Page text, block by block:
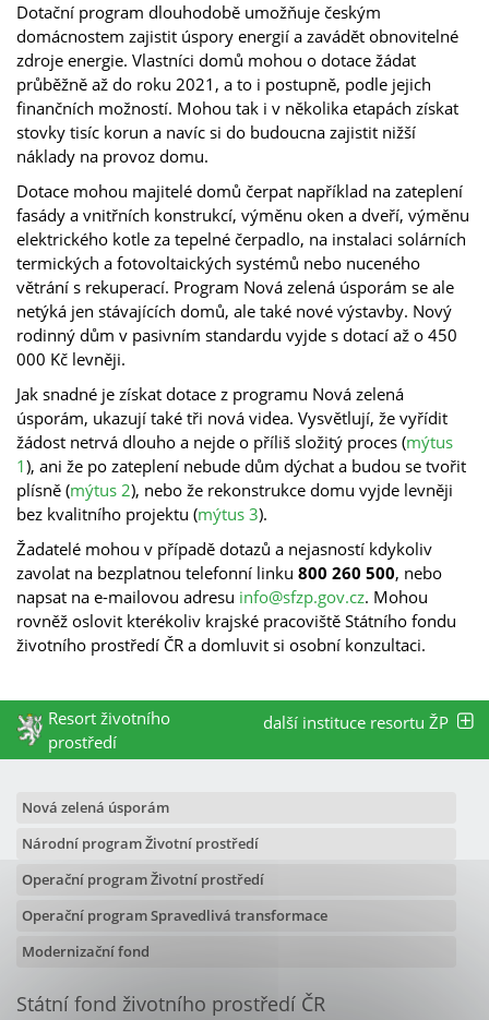
Dotační program dlouhodobě umožňuje českým
domácnostem zajistit úspory energií a zavádět obnovitelné
zdroje energie. Vlastníci domů mohou o dotace žádat
průběžně až do roku 2021, a to i postupně, podle jejich
finančních možností. Mohou tak i v několika etapách získat
stovky tisíc korun a navíc si do budoucna zajistit nižší
náklady na provoz domu.
Dotace mohou majitelé domů čerpat například na zateplení
fasády a vnitřních konstrukcí, výměnu oken a dveří, výměnu
elektrického kotle za tepelné čerpadlo, na instalaci solárních
termických a fotovoltaických systémů nebo nuceného
větrání s rekuperací. Program Nová zelená úsporám se ale
netýká jen stávajících domů, ale také nové výstavby. Nový
rodinný dům v pasivním standardu vyjde s dotací až o 450
000 Kč levněji.
Jak snadné je získat dotace z programu Nová zelená
úsporám, ukazují také tři nová videa. Vysvětlují, že vyřídit
žádost netrvá dlouho a nejde o příliš složitý proces (mýtus
1), ani že po zateplení nebude dům dýchat a budou se tvořit
plísně (mýtus 2), nebo že rekonstrukce domu vyjde levněji
bez kvalitního projektu (mýtus 3).
Žadatelé mohou v případě dotazů a nejasností kdykoliv
zavolat na bezplatnou telefonní linku 800 260 500, nebo
napsat na e-mailovou adresu info@sfzp.gov.cz. Mohou
rovněž oslovit kterékoliv krajské pracoviště Státního fondu
životního prostředí ČR a domluvit si osobní konzultaci.
Resort životního
prostředí
další instituce resortu ŽP
Nová zelená úsporám
Národní program Životní prostředí
Operační program Životní prostředí
Operační program Spravedlivá transformace
Modernizační fond
Státní fond životního prostředí ČR